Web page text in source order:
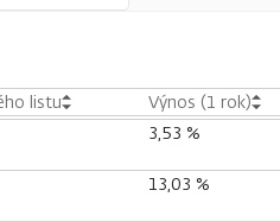
listu Výnos (1 rok)
3,53 %
13,03 %